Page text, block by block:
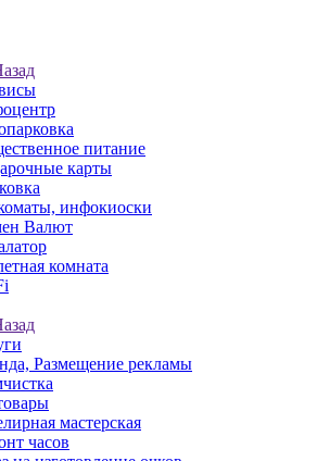
питание
карты
инфокиоски
Валют
комната
Размещение рекламы
мастерская
часов